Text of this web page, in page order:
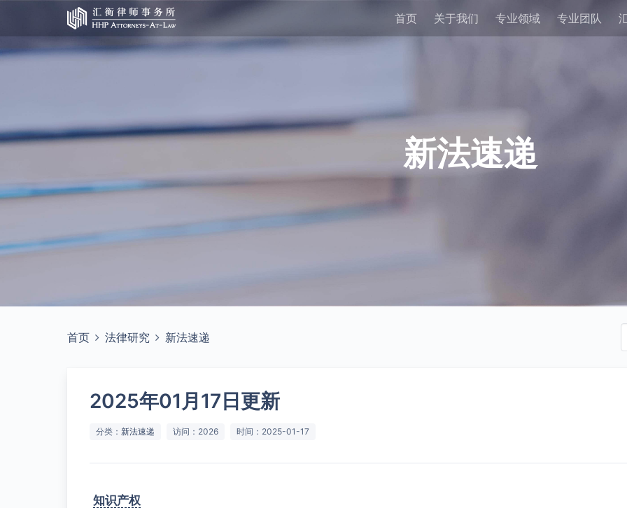
首页 关于我们 专业领域 专业团队
新法速递
首页 法律研究 新法速递
2025年01月17日更新
分类： 新法速递 访问：2026 时间：2025-01-17
知识产权